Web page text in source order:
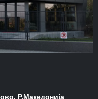
Р.Македонија